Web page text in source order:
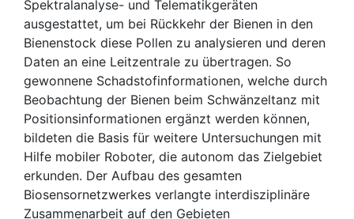
Spektralanalyse- und Telematikgeräten
ausgestattet, um bei Rückkehr der Bienen in den
Bienenstock diese Pollen zu analysieren und deren
Daten an eine Leitzentrale zu übertragen. So
gewonnene Schadstofinformationen, welche durch
Beobachtung der Bienen beim Schwänzeltanz mit
Positionsinformationen ergänzt werden können,
bildeten die Basis für weitere Untersuchungen mit
Hilfe mobiler Roboter, die autonom das Zielgebiet
erkunden. Der Aufbau des gesamten
Biosensornetzwerkes verlangte interdisziplinäre
Zusammenarbeit auf den Gebieten